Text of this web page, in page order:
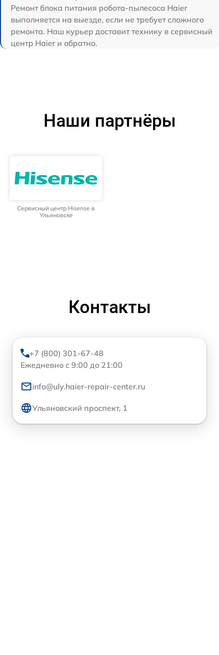
Ремонт блока питания робота-пылесоса Haier
выполняется на выезде, если не требует сложного
ремонта. Наш курьер доставит технику в сервисный
центр Haier и обратно.
Наши партнёры
Сервисный центр Hisense в
Ульяновске
Контакты
+7 (800) 301-67-48
Ежедневно с 9:00 до 21:00
info@uly.haier-repair-center.ru
Ульяновский проспект, 1